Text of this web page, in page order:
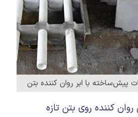
با ابر روان کننده بتن
کننده روی بتن تازه